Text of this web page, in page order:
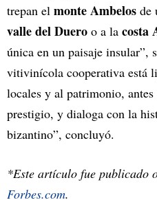
trepan el monte Ambelos de
valle del Duero o a la costa
única en un paisaje insular”,
vitivinícola cooperativa está
locales y al patrimonio, antes
prestigio, y dialoga con la
bizantino”, concluyó.
*Este artículo fue publicado
Forbes.com.